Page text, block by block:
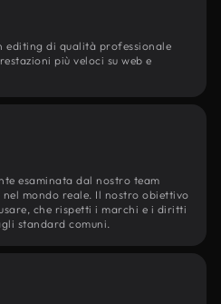
editing di qualità professionale
più veloci su web e
esaminata dal nostro team
mondo reale. Il nostro obiettivo
che rispetti i marchi e i diritti
standard comuni.